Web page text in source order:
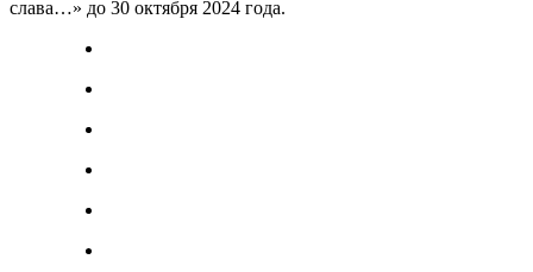
слава…» до 30 октября 2024 года.